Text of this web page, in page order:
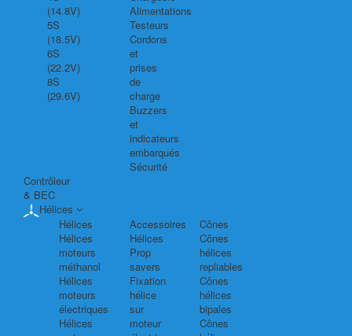
(14.8V)
5S
(18.5V)
6S
(22.2V)
8S
(29.6V)
Alimentations
Testeurs
Cordons
et
prises
de
charge
Buzzers
et
indicateurs
embarqués
Sécurité
Contrôleur
& BEC
Hélices
Hélices
Hélices
moteurs
méthanol
Hélices
moteurs
électriques
Hélices
Accessoires
Hélices
Prop
savers
Fixation
hélice
sur
moteur
Cônes
Cônes
hélices
repliables
Cônes
hélices
bipales
Cônes